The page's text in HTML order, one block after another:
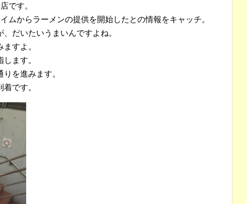
です。
ムからラーメンの提供を開始したとの情報をキャッチ。
だいたいうまいんですよね。
すよ。
ます。
を進みます。
です。